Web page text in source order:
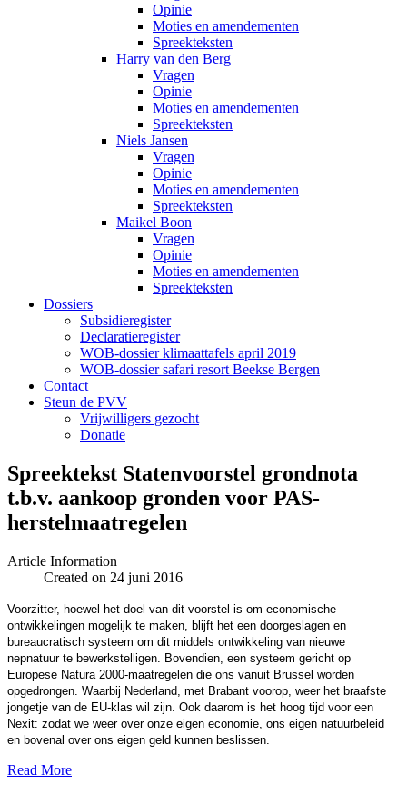
Opinie
Moties en amendementen
Spreekteksten
Harry van den Berg
Vragen
Opinie
Moties en amendementen
Spreekteksten
Niels Jansen
Vragen
Opinie
Moties en amendementen
Spreekteksten
Maikel Boon
Vragen
Opinie
Moties en amendementen
Spreekteksten
Dossiers
Subsidieregister
Declaratieregister
WOB-dossier klimaattafels april 2019
WOB-dossier safari resort Beekse Bergen
Contact
Steun de PVV
Vrijwilligers gezocht
Donatie
Spreektekst Statenvoorstel grondnota
t.b.v. aankoop gronden voor PAS-
herstelmaatregelen
Article Information
Created on 24 juni 2016
Voorzitter, hoewel het doel van dit voorstel is om economische
ontwikkelingen mogelijk te maken, blijft het een doorgeslagen en
bureaucratisch systeem om dit middels ontwikkeling van nieuwe
nepnatuur te bewerkstelligen. Bovendien, een systeem gericht op
Europese Natura 2000-maatregelen die ons vanuit Brussel worden
opgedrongen. Waarbij Nederland, met Brabant voorop, weer het braafste
jongetje van de EU-klas wil zijn. Ook daarom is het hoog tijd voor een
Nexit: zodat we weer over onze eigen economie, ons eigen natuurbeleid
en bovenal over ons eigen geld kunnen beslissen.
Read More